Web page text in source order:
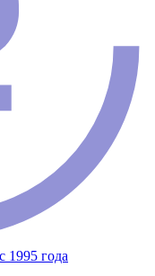
1995 года